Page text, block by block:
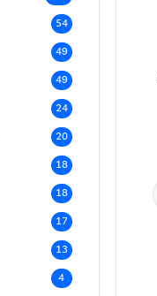
54
49
49
24
20
18
18
17
13
4